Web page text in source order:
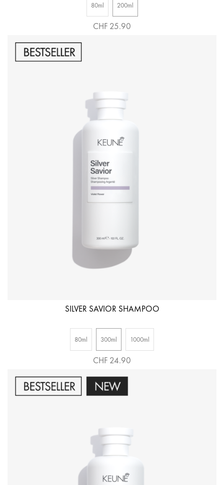
80ml 200ml
CHF 25.90
SILVER SAVIOR SHAMPOO
80ml 300ml 1000ml
CHF 24.90